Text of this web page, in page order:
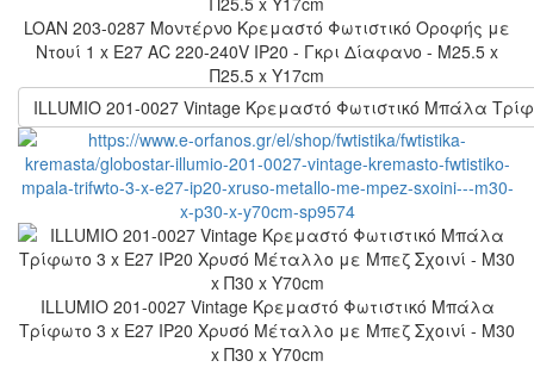
LOAN 203-0287 Μοντέρνο Κρεμαστό Φωτιστικό Οροφής με
Ντουί 1 x E27 AC 220-240V IP20 - Γκρι Δίαφανο - Μ25.5 x
Π25.5 x Υ17cm
ILLUMIO 201-0027 Vintage Κρεμαστό Φωτιστικό Μπάλα
ILLUMIO 201-0027 Vintage Κρεμαστό Φωτιστικό Μπάλα
Τρίφωτο 3 x E27 IP20 Χρυσό Μέταλλο με Μπεζ Σχοινί - Μ30
x Π30 x Υ70cm